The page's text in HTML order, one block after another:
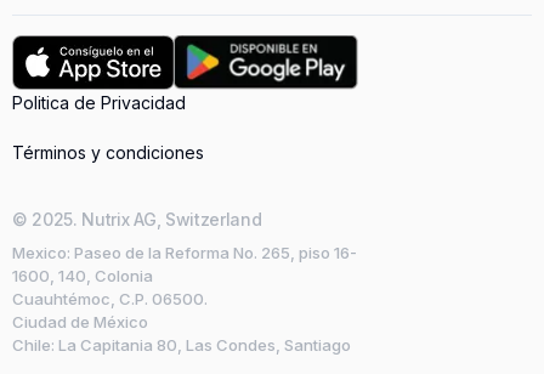
Politica de Privacidad
Términos y condiciones
© 2025. Nutrix AG, Switzerland
Mexico: Paseo de la Reforma No. 265, piso 16-
1600, 140, Colonia
Cuauhtémoc, C.P. 06500.
Ciudad de México
Chile: La Capitania 80, Las Condes, Santiago